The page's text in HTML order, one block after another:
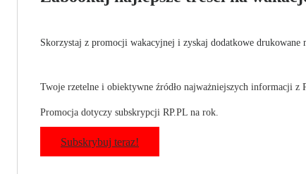
Skorzystaj z promocji wakacyjnej i zyskaj dodatkowe drukowane
Twoje rzetelne i obiektywne źródło najważniejszych informacji z
Promocja dotyczy subskrypcji RP.PL na rok.
Subskrybuj teraz!